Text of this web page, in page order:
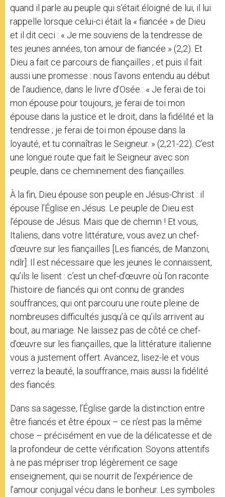
quand il parle au peuple qui s’était éloigné de lui, il lui
rappelle lorsque celui-ci était la « fiancée » de Dieu
et il dit ceci : « Je me souviens de la tendresse de
tes jeunes années, ton amour de fiancée » (2,2). Et
Dieu a fait ce parcours de fiançailles ; et puis il fait
aussi une promesse : nous l’avons entendu au début
de l’audience, dans le livre d’Osée : « Je ferai de toi
mon épouse pour toujours, je ferai de toi mon
épouse dans la justice et le droit, dans la fidélité et la
tendresse ; je ferai de toi mon épouse dans la
loyauté, et tu connaîtras le Seigneur. » (2,21-22). C’est
une longue route que fait le Seigneur avec son
peuple, dans ce cheminement des fiançailles.
À la fin, Dieu épouse son peuple en Jésus-Christ : il
épouse l’Église en Jésus. Le peuple de Dieu est
l’épouse de Jésus. Mais que de chemin ! Et vous,
Italiens, dans votre littérature, vous avez un chef-
d’œuvre sur les fiançailles [Les fiancés, de Manzoni,
ndlr]. Il est nécessaire que les jeunes le connaissent,
qu’ils le lisent : c’est un chef-d’œuvre où l’on raconte
l’histoire de fiancés qui ont connu de grandes
souffrances, qui ont parcouru une route pleine de
nombreuses difficultés jusqu’à ce qu’ils arrivent au
bout, au mariage. Ne laissez pas de côté ce chef-
d’œuvre sur les fiançailles, que la littérature italienne
vous a justement offert. Avancez, lisez-le et vous
verrez la beauté, la souffrance, mais aussi la fidélité
des fiancés.
Dans sa sagesse, l’Église garde la distinction entre
être fiancés et être époux – ce n’est pas la même
chose – précisément en vue de la délicatesse et de
la profondeur de cette vérification. Soyons attentifs
à ne pas mépriser trop légèrement ce sage
enseignement, qui se nourrit de l’expérience de
l’amour conjugal vécu dans le bonheur. Les symboles